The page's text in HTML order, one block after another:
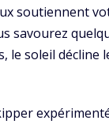
soutiennent
savourez
le soleil décline